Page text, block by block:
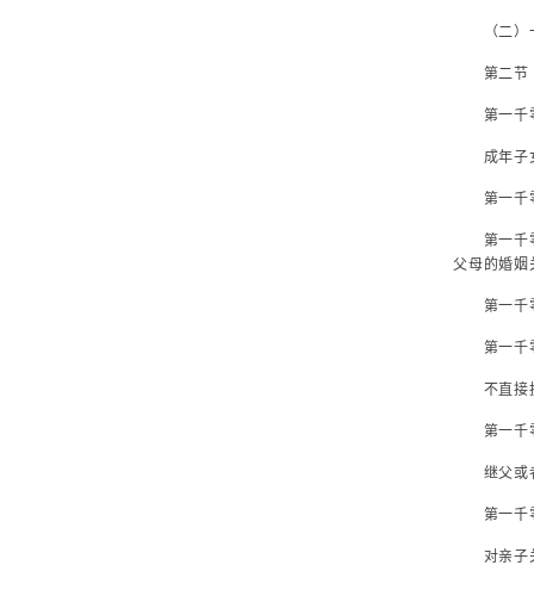
（二）一
第二节
第一千零
成年子女
第一千零
第一千零
父母的婚
第一千零
第一千零
不直接抚
第一千零
继父或者
第一千零
对亲子关